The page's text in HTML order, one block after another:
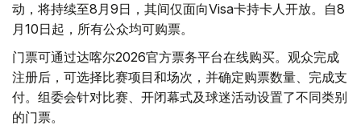
动，将持续至8月9日，其间仅面向Visa卡持卡人开放。自8
月10日起，所有公众均可购票。
门票可通过达喀尔2026官方票务平台在线购买。观众完成
注册后，可选择比赛项目和场次，并确定购票数量、完成支
付。组委会针对比赛、开闭幕式及球迷活动设置了不同类别
的门票。